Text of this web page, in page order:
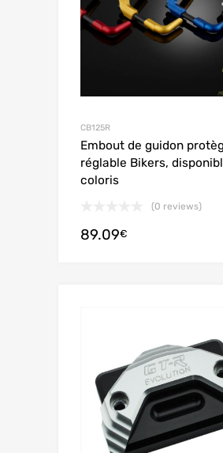
CB125R
Embout de guidon
réglable Bikers,
coloris
(0 reviews)
89.09€